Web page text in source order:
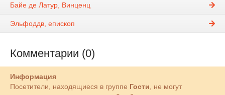
Байе де Латур, Винценц
Эльфоддв, епископ
Комментарии (0)
Информация
Посетители, находящиеся в группе Гости , не могут